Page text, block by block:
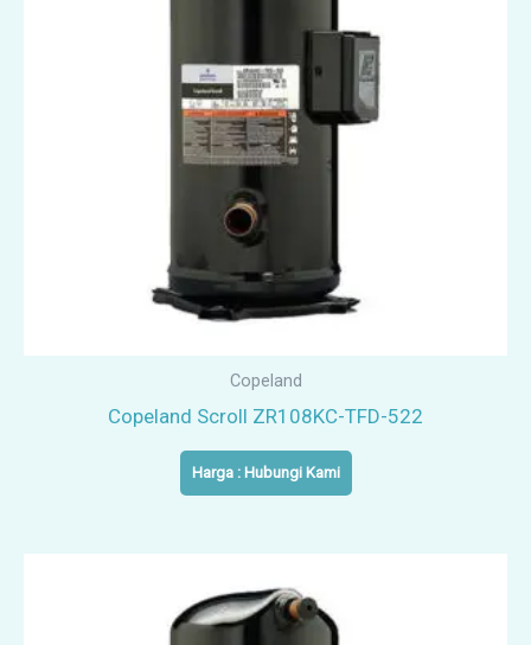
Copeland
Copeland Scroll ZR108KC-TFD-522
Harga : Hubungi Kami